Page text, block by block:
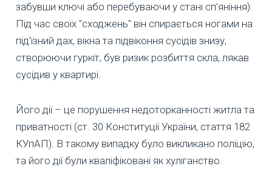
забувши ключі або перебуваючи у стані сп’яніння).
Під час своїх "сходжень" він спирається ногами на
під’їзний дах, вікна та підвіконня сусідів знизу,
створюючи гуркіт, був ризик розбиття скла, лякав
сусідив у квартирі.
Його дії – це порушення недоторканності житла та
приватності (ст. 30 Конституції України, стаття 182
КУпАП). В такому випадку було викликано поліцію,
та його дії були кваліфіковані як хуліганство.